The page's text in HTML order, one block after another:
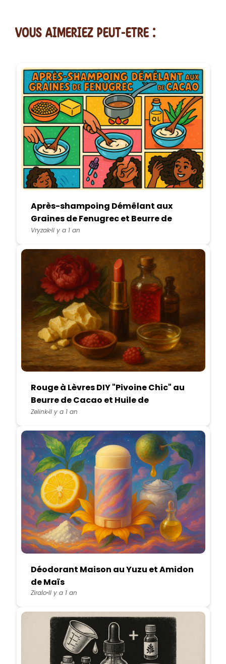
vous AIMERiEZ PEUT-ETRE :
Après-shampoing Démêlant aux
Graines de Fenugrec et Beurre de
Cacao
VryzakIl y a 1 an
Rouge à Lèvres DIY "Pivoine Chic" au
Beurre de Cacao et Huile de
Framboise
ZelinkIl y a 1 an
Déodorant Maison au Yuzu et Amidon
de Maïs
ZiraloIl y a 1 an